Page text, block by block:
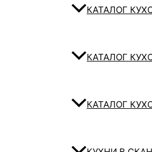
КАТАЛОГ
КАТАЛОГ
КАТАЛОГ